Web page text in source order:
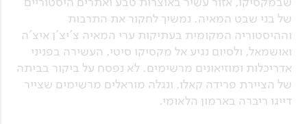
של בני שבט המאיה. נמשיך לחקור את התרבות
וההיסטוריה המקומית בעתיקות ערי המאיה צ'יצ'ן איצ'ה
ואושמאל, ולסיום נגיע אל מקסיקו סיטי, העשירה בפניני
אדריכלות ומוזיאונים מרשימים. לא נפסח על ביקור בביתה
של הציירת פרידה קאלו, ונגלה מוראלים מרשימים שצייר
דייגו ריברה בארמון הלאומי.